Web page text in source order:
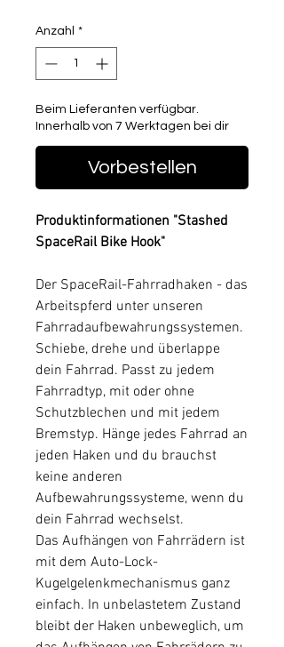
Anzahl *
Beim Lieferanten verfügbar.
Innerhalb von 7 Werktagen bei dir
Vorbestellen
Produktinformationen "Stashed
SpaceRail Bike Hook"
Der SpaceRail-Fahrradhaken - das
Arbeitspferd unter unseren
Fahrradaufbewahrungssystemen.
Schiebe, drehe und überlappe
dein Fahrrad. Passt zu jedem
Fahrradtyp, mit oder ohne
Schutzblechen und mit jedem
Bremstyp. Hänge jedes Fahrrad an
jeden Haken und du brauchst
keine anderen
Aufbewahrungssysteme, wenn du
dein Fahrrad wechselst.
Das Aufhängen von Fahrrädern ist
mit dem Auto-Lock-
Kugelgelenkmechanismus ganz
einfach. In unbelastetem Zustand
bleibt der Haken unbeweglich, um